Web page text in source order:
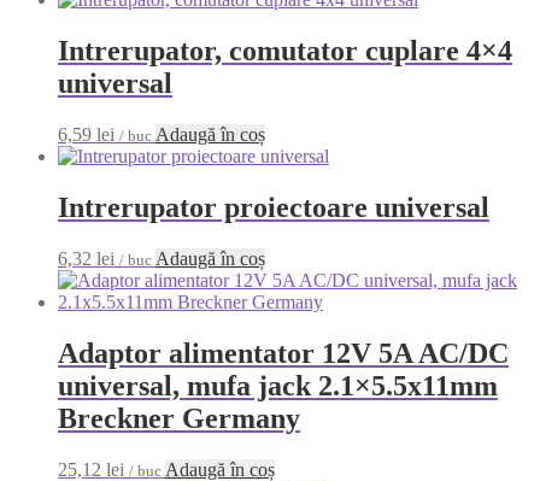
Intrerupator, comutator cuplare 4×4
universal
6,59 lei / buc Adaugă în coș
Intrerupator proiectoare universal
6,32 lei / buc Adaugă în coș
Adaptor alimentator 12V 5A AC/DC
universal, mufa jack 2.1×5.5x11mm
Breckner Germany
25,12 lei / buc Adaugă în coș